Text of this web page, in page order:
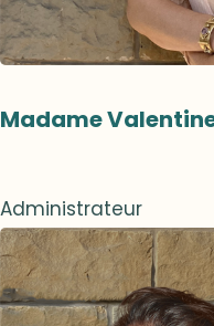
Madame
Administrateur